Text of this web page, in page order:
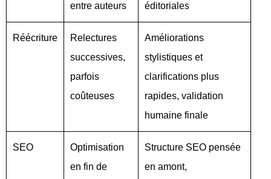
entre auteurs
éditoriales
Réécriture
Relectures
successives,
parfois
coûteuses
Améliorations
stylistiques et
clarifications plus
rapides, validation
humaine finale
SEO
Optimisation
en fin de
Structure SEO pensée
en amont,